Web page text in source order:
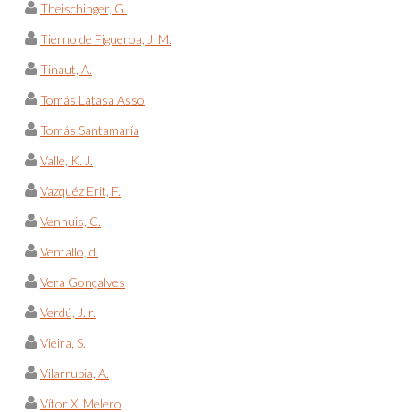
Theischinger, G.
Tierno de Figueroa, J. M.
Tinaut, A.
Tomás Latasa Asso
Tomás Santamaría
Valle, K. J.
Vazquéz Erit, F.
Venhuis, C.
Ventallo, d.
Vera Gonçalves
Verdú, J. r.
Vieira, S.
Vilarrubia, A.
Vítor X. Melero